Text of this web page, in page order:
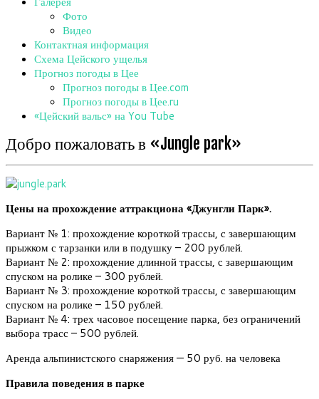
Фото
Видео
Контактная информация
Схема Цейского ущелья
Прогноз погоды в Цее
Прогноз погоды в Цее.com
Прогноз погоды в Цее.ru
«Цейский вальс» на You Tube
Добро пожаловать в «Jungle park»
Цены на прохождение аттракциона «Джунгли Парк».
Вариант № 1: прохождение короткой трассы, с завершающим
прыжком с тарзанки или в подушку – 200 рублей.
Вариант № 2: прохождение длинной трассы, с завершающим
спуском на ролике – 300 рублей.
Вариант № 3: прохождение короткой трассы, с завершающим
спуском на ролике – 150 рублей.
Вариант № 4: трех часовое посещение парка, без ограничений
выбора трасс – 500 рублей.
Аренда альпинистского снаряжения — 50 руб. на человека
Правила поведения в парке